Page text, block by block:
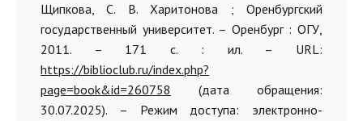
Щипкова, С. В. Харитонова ; Оренбургский
государственный университет. – Оренбург : ОГУ,
2011. – 171 с. : ил. – URL:
https://biblioclub.ru/index.php?
page=book&id=260758 (дата обращения:
30.07.2025). – Режим доступа: электронно-